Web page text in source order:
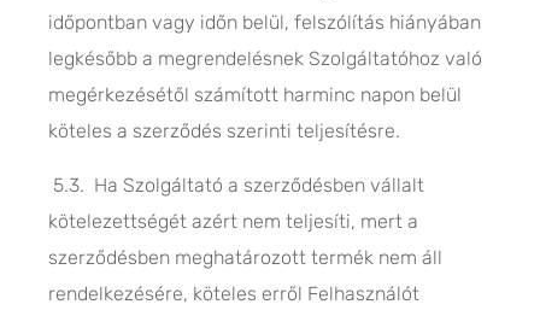
időpontban vagy időn belül, felszólítás hiányában
legkésőbb a megrendelésnek Szolgáltatóhoz való
megérkezésétől számított harminc napon belül
köteles a szerződés szerinti teljesítésre.
5.3. Ha Szolgáltató a szerződésben vállalt
kötelezettségét azért nem teljesíti, mert a
szerződésben meghatározott termék nem áll
rendelkezésére, köteles erről Felhasználót